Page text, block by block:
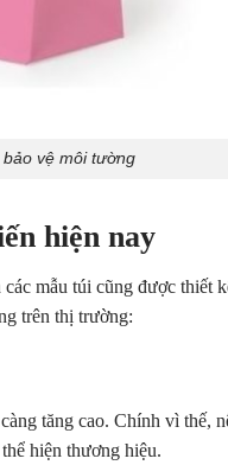
vệ môi tường
hiện nay
mẫu túi cũng được thiết
trên thị trường:
tăng cao. Chính vì thế,
hiện thương hiệu.